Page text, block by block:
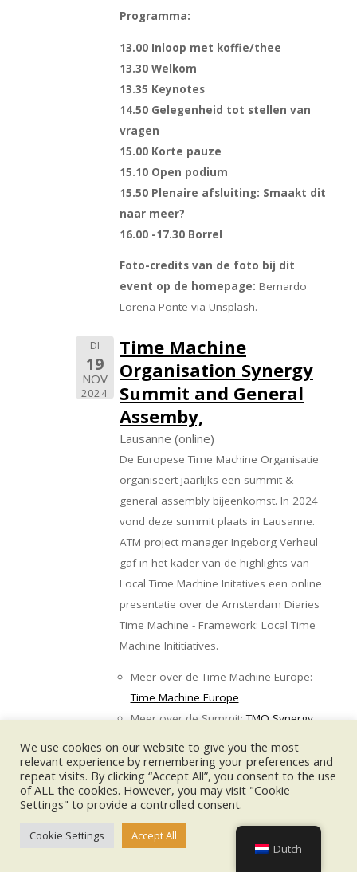
Programma:
13.00 Inloop met koffie/thee
13.30 Welkom
13.35 Keynotes
14.50 Gelegenheid tot stellen van
vragen
15.00 Korte pauze
15.10 Open podium
15.50 Plenaire afsluiting: Smaakt dit
naar meer?
16.00 -17.30 Borrel
Foto-credits van de foto bij dit
event op de homepage: Bernardo
Lorena Ponte via Unsplash.
DI
19
NOV
2024
Time Machine
Organisation Synergy
Summit and General
Assemby,
Lausanne (online)
De Europese Time Machine Organisatie
organiseert jaarlijks een summit &
general assembly bijeenkomst. In 2024
vond deze summit plaats in Lausanne.
ATM project manager Ingeborg Verheul
gaf in het kader van de highlights van
Local Time Machine Initatives een online
presentatie over de Amsterdam Diaries
Time Machine - Framework: Local Time
Machine Inititiatives.
Meer over de Time Machine Europe:
Time Machine Europe
Meer over de Summit:TMO Synergy
MA
11
NOV
VR
15
NOV
CIDOC Conference 2024
Rijksmuseum Amsterdam
Posterpresentatie ATM over de
Amsterdam Diaries Time Machine
We use cookies on our website to give you the most
relevant experience by remembering your preferences and
repeat visits. By clicking “Accept All”, you consent to the use
of ALL the cookies. However, you may visit "Cookie
Settings" to provide a controlled consent.
Cookie Settings
Accept All
Dutch